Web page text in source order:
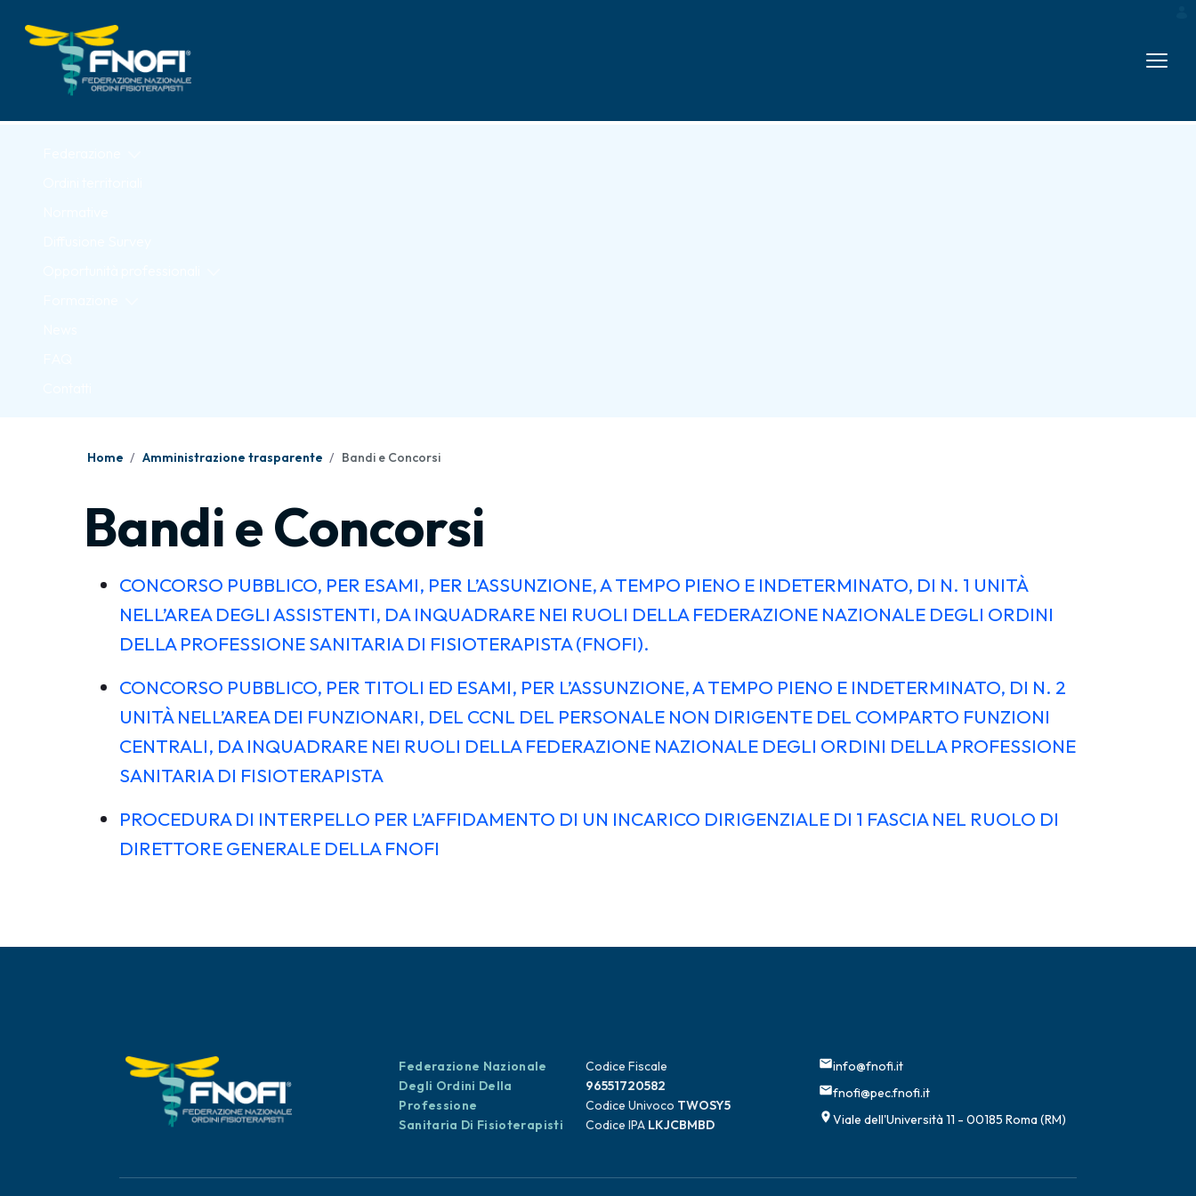
Home Amministrazione trasparente Bandi e Concorsi
Bandi e Concorsi
CONCORSO PUBBLICO, PER ESAMI, PER L’ASSUNZIONE, A TEMPO PIENO E INDETERMINATO, DI N. 1 UNITÀ
NELL’AREA DEGLI ASSISTENTI, DA INQUADRARE NEI RUOLI DELLA FEDERAZIONE NAZIONALE DEGLI ORDINI
DELLA PROFESSIONE SANITARIA DI FISIOTERAPISTA (FNOFI).
CONCORSO PUBBLICO, PER TITOLI ED ESAMI, PER L’ASSUNZIONE, A TEMPO PIENO E INDETERMINATO, DI N. 2
UNITÀ NELL’AREA DEI FUNZIONARI, DEL CCNL DEL PERSONALE NON DIRIGENTE DEL COMPARTO FUNZIONI
CENTRALI, DA INQUADRARE NEI RUOLI DELLA FEDERAZIONE NAZIONALE DEGLI ORDINI DELLA PROFESSIONE
SANITARIA DI FISIOTERAPISTA
PROCEDURA DI INTERPELLO PER L’AFFIDAMENTO DI UN INCARICO DIRIGENZIALE DI 1 FASCIA NEL RUOLO DI
DIRETTORE GENERALE DELLA FNOFI
Federazione Nazionale
Degli Ordini Della
Professione
Sanitaria Di Fisioterapisti
Codice Fiscale
96551720582
Codice Univoco TWOSY5
Codice IPA LKJCBMBD
info@fnofi.it
fnofi@pec.fnofi.it
Viale dell'Università 11 - 00185 Roma (RM)